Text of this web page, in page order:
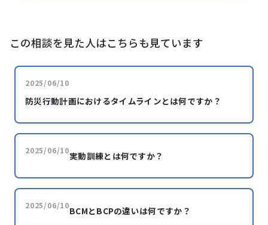
この相談を見た人はこちらも見ています
2025/06/10
防災行動計画におけるタイムラインとは何ですか？
2025/06/10実動訓練とは何ですか？
2025/06/10BCMとBCPの違いは何ですか？